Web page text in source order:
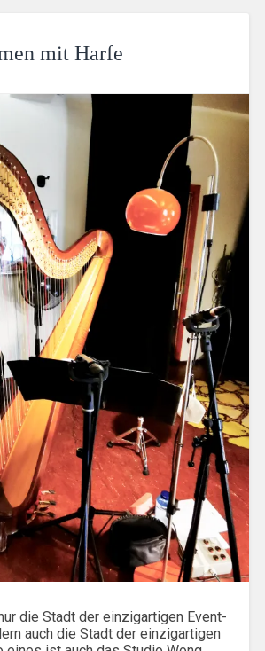
mit Harfe
die Stadt der einzigartigen Event-
auch die Stadt der einzigartigen